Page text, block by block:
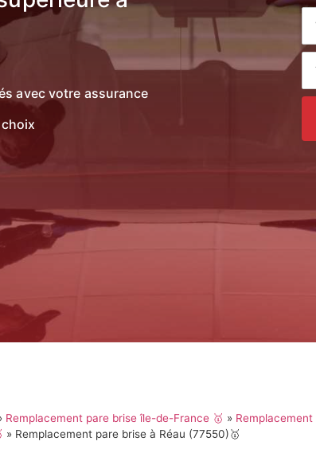
avec votre assurance
Remplacement pare brise île-de-France 🥇 »
» Remplacement pare brise à Réau (77550)🥇